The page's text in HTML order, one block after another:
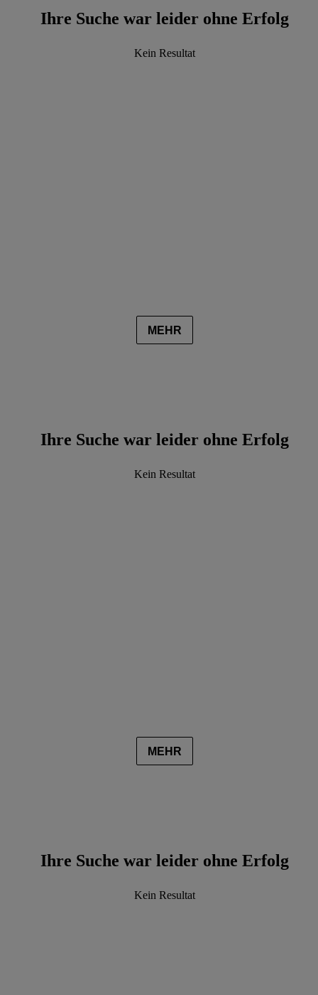
Ihre Suche war leider ohne Erfolg
Kein Resultat
MEHR
Ihre Suche war leider ohne Erfolg
Kein Resultat
MEHR
Ihre Suche war leider ohne Erfolg
Kein Resultat